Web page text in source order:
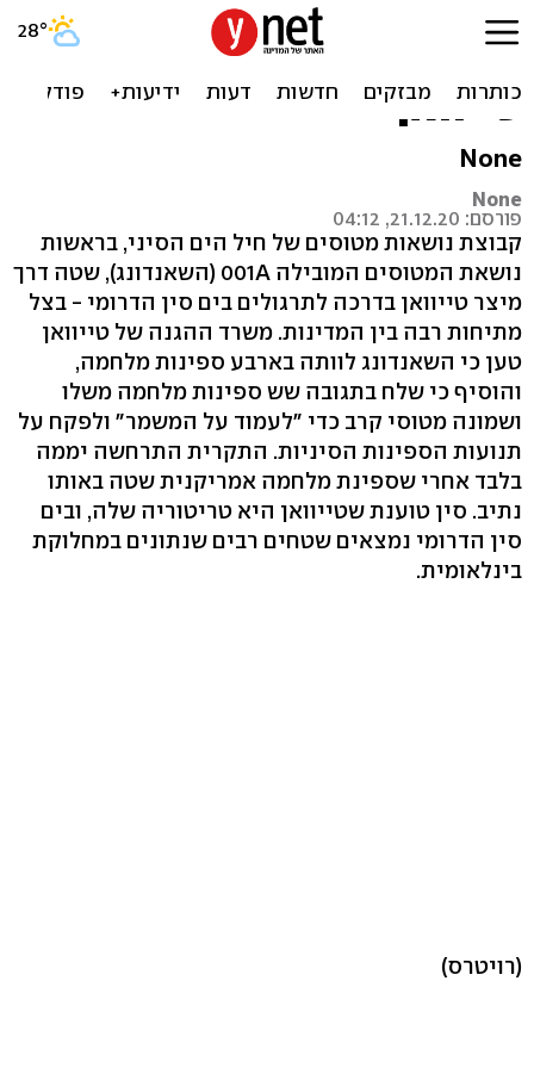
בצל המתיחות: נושאות
מטוסים סיניות שטו דרך מיצר
טייוואן
None
None
פורסם: 21.12.20, 04:12
קבוצת נושאות מטוסים של חיל הים הסיני, בראשות
נושאת המטוסים המובילה 001A (השאנדונג), שטה דרך
מיצר טייוואן בדרכה לתרגולים בים סין הדרומי - בצל
מתיחות רבה בין המדינות. משרד ההגנה של טייוואן
טען כי השאנדונג לוותה בארבע ספינות מלחמה,
והוסיף כי שלח בתגובה שש ספינות מלחמה משלו
ושמונה מטוסי קרב כדי "לעמוד על המשמר" ולפקח על
תנועות הספינות הסיניות. התקרית התרחשה יממה
בלבד אחרי שספינת מלחמה אמריקנית שטה באותו
נתיב. סין טוענת שטייוואן היא טריטוריה שלה, ובים
סין הדרומי נמצאים שטחים רבים שנתונים במחלוקת
בינלאומית.
(רויטרס)